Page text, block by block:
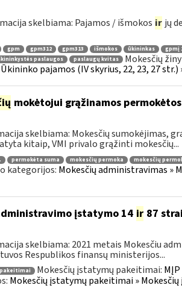
skelbiama: Pajamos / išmokos ir jų
gpm gpm312 gpm313 išmokos ūkininkas gpmį
paslaugos paslaugų kvitas Mokesčių
pajamos (IV skyrius, 22, 23, 27
mokėtojui grąžinamos permokėtos
skelbiama: Mokesčių sumokėjimas,
kitaip, VMI privalo grąžinti mokesčių...
permokėta suma mokesčių permoka mokesčių
kategorijos: Mokesčių administravimas »
įstatymo 14 ir87
skelbiama: 2021 metais Mokesčiu
Respublikos finansų ministerijos...
Mokesčių įstatymų pakeitimai:
Mokesčių įstatymų pakeitimai »